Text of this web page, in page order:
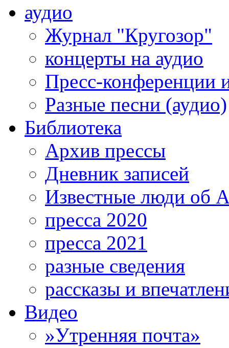
аудио
Журнал "Кругозор"
концерты на аудио
Пресс-конференции
Разные песни (аудио)
Библиотека
Архив прессы
Дневник записей
Известные люди об
пресса 2020
пресса 2021
разные сведения
рассказы и
Видео
»Утренняя почта»